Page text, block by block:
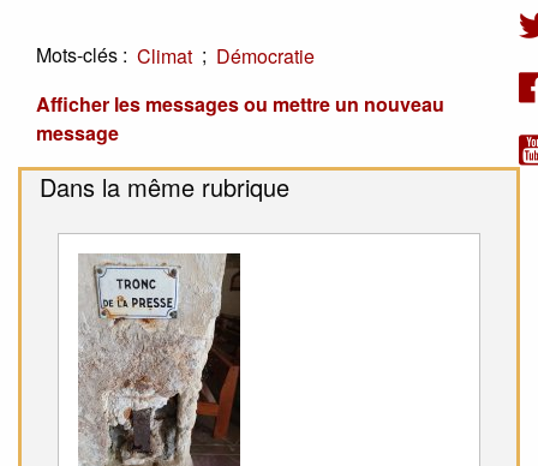
Mots-clés : Climat ; Démocratie
Afficher les messages ou mettre un nouveau
message
Dans la même rubrique